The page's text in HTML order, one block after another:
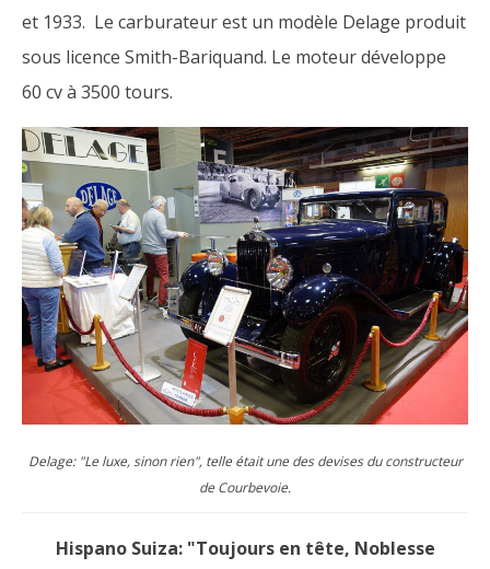
et 1933. Le carburateur est un modèle Delage produit
sous licence Smith-Bariquand. Le moteur développe
60 cv à 3500 tours.
Delage: "Le luxe, sinon rien", telle était une des devises du constructeur
de Courbevoie.
Hispano Suiza: "Toujours en tête, Noblesse